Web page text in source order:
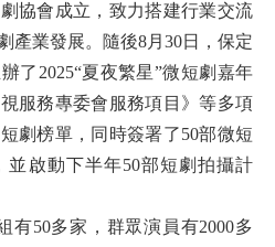
協會成立，致力搭建行業交流
產業發展。隨後8月30日，保定
了2025“夏夜繁星”微短劇嘉年
服務專委會服務項目》等多項
劇榜單，同時簽署了50部微短
並啟動下半年50部短劇拍攝計
50多家，群眾演員有2000多